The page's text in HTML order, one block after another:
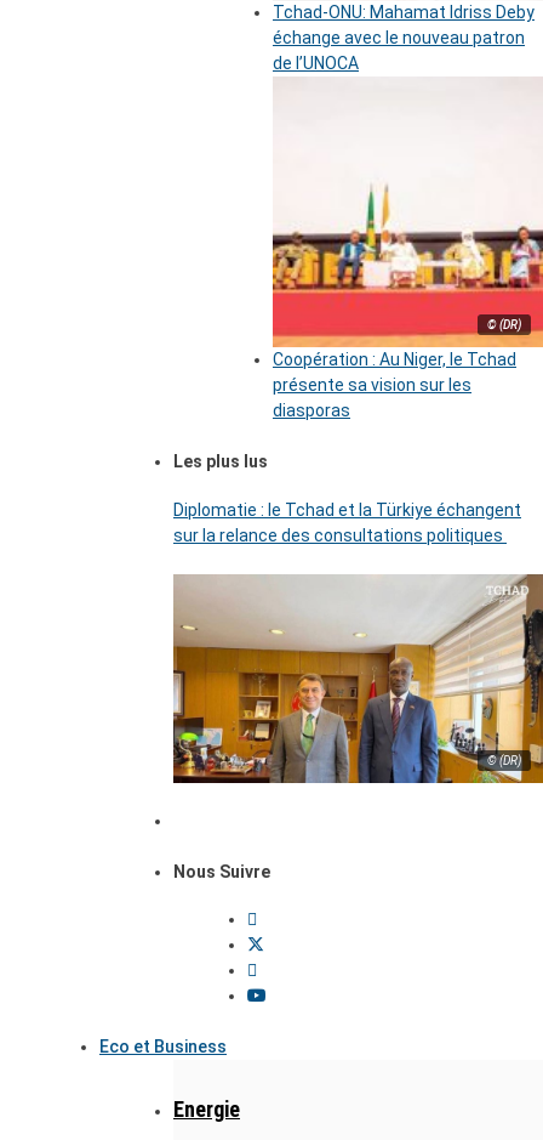
Tchad-ONU: Mahamat Idriss Deby
échange avec le nouveau patron
de l’UNOCA
© (DR)
Coopération : Au Niger, le Tchad
présente sa vision sur les
diasporas
Les plus lus
Diplomatie : le Tchad et la Türkiye échangent
sur la relance des consultations politiques
© (DR)
Nous Suivre
Eco et Business
Energie